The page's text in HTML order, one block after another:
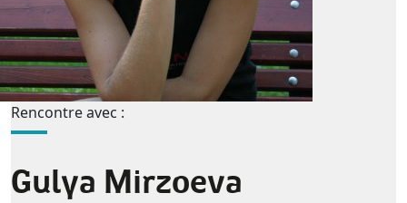
Rencontre avec :
Gulya Mirzoeva